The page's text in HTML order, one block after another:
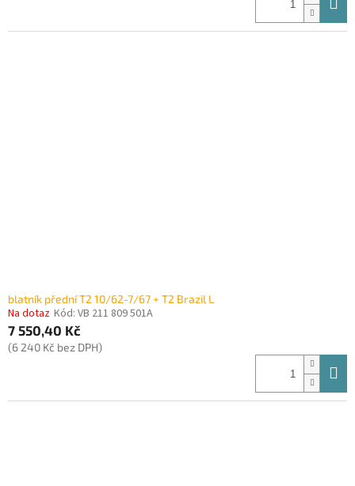
blatník přední T2 10/62-7/67 + T2 Brazil L
Na dotaz Kód: VB 211 809 501A
7 550,40 Kč
(6 240 Kč bez DPH)